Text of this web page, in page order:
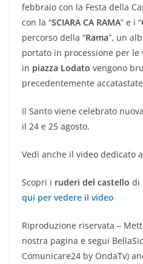
febbraio con la Festa della
con la “SCIARA CA RAMA” e i “
percorso della “Rama”, un
portato in processione per le
in piazza Lodato vengono
precedentemente
Il Santo viene celebrato
il 24 e 25 agosto.
Vedi anche il video dedicato
Scopri i ruderi del castello di
qui per vedere il video
Riproduzione riservata –
nostra pagina e segui
Comunicare24 by OndaTv)